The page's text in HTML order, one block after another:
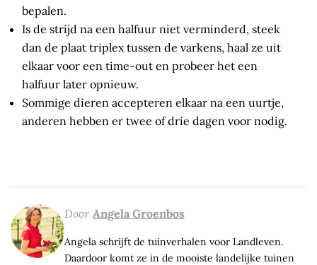
bepalen.
Is de strijd na een halfuur niet verminderd, steek
dan de plaat triplex tussen de varkens, haal ze uit
elkaar voor een time-out en probeer het een
halfuur later opnieuw.
Sommige dieren accepteren elkaar na een uurtje,
anderen hebben er twee of drie dagen voor nodig.
Door Angela Groenbos
Angela schrijft de tuinverhalen voor Landleven.
Daardoor komt ze in de mooiste landelijke tuinen